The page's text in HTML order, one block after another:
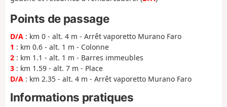
Points de passage
D/A : km 0 - alt. 4 m - Arrêt vaporetto Murano Faro
1 : km 0.6 - alt. 1 m - Colonne
2 : km 1.1 - alt. 1 m - Barres immeubles
3 : km 1.59 - alt. 7 m - Place
D/A : km 2.35 - alt. 4 m - Arrêt vaporetto Murano Faro
Informations pratiques